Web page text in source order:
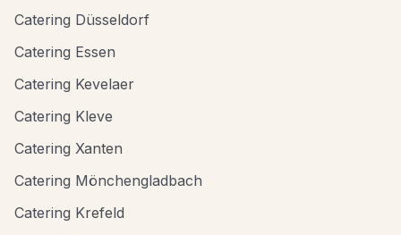
Catering Düsseldorf
Catering Essen
Catering Kevelaer
Catering Kleve
Catering Xanten
Catering Mönchengladbach
Catering Krefeld